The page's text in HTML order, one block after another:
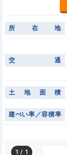
所 在 地
交 通
土 地 面 積
建ぺい率 ／容積率
1 / 1